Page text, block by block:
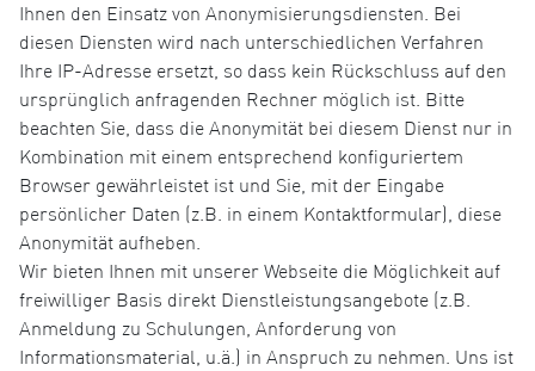
Ihnen den Einsatz von Anonymisierungsdiensten. Bei
diesen Diensten wird nach unterschiedlichen Verfahren
Ihre IP-Adresse ersetzt, so dass kein Rückschluss auf den
ursprünglich anfragenden Rechner möglich ist. Bitte
beachten Sie, dass die Anonymität bei diesem Dienst nur in
Kombination mit einem entsprechend konfiguriertem
Browser gewährleistet ist und Sie, mit der Eingabe
persönlicher Daten (z.B. in einem Kontaktformular), diese
Anonymität aufheben.
Wir bieten Ihnen mit unserer Webseite die Möglichkeit auf
freiwilliger Basis direkt Dienstleistungsangebote (z.B.
Anmeldung zu Schulungen, Anforderung von
Informationsmaterial, u.ä.) in Anspruch zu nehmen. Uns ist